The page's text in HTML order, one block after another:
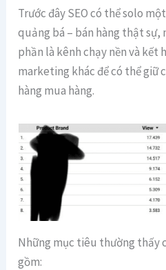
Trước đây SEO có thể solo
quảng bá – bán hàng thật sự,
phần là kênh chạy nền và kết
marketing khác để có thể giữ
hàng mua hàng.
Những mục tiêu thường thấy
gồm: